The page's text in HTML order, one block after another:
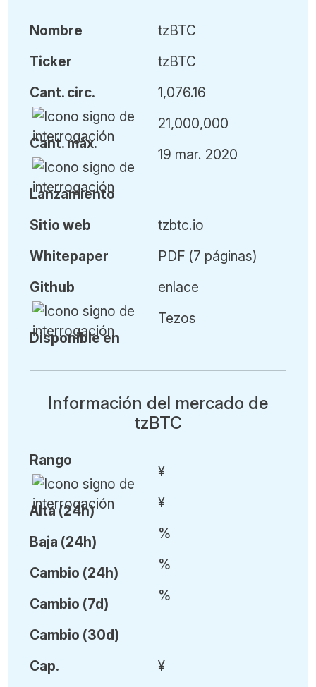
Nombre
Ticker
Cant. circ.
Cant.máx.
Lanzamiento
tzBTC
tzBTC
1,076.16
21,000,000
19 mar. 2020
Sitio web
Whitepaper
Github
Disponible en
tzbtc.io
PDF (7 páginas)
enlace
Tezos
Información del mercado de
tzBTC
Rango
Alta (24h)
Baja (24h)
Cambio (24h)
Cambio (7d)
Cambio (30d)
¥
¥
%
%
%
Cap.
¥